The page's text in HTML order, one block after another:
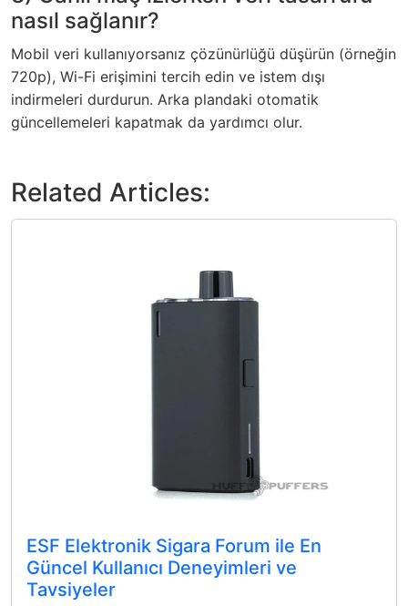
nasıl sağlanır?
Mobil veri kullanıyorsanız çözünürlüğü düşürün (örneğin
720p), Wi-Fi erişimini tercih edin ve istem dışı
indirmeleri durdurun. Arka plandaki otomatik
güncellemeleri kapatmak da yardımcı olur.
Related Articles:
ESF Elektronik Sigara Forum ile En
Güncel Kullanıcı Deneyimleri ve
Tavsiyeler